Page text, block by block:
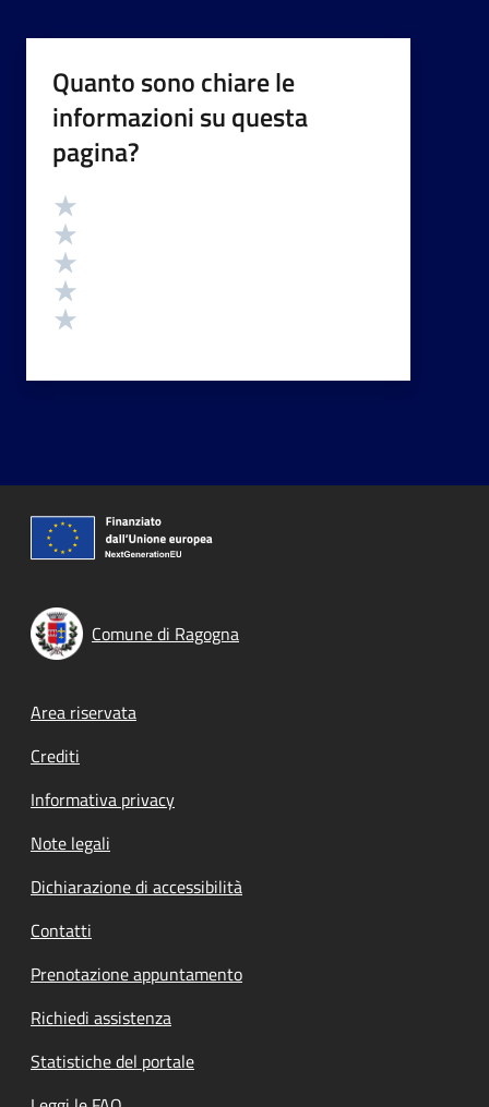
Quanto sono chiare le
informazioni su questa
pagina?
Valutazione
Comune di Ragogna
Footer menu
Area riservata
Crediti
Informativa privacy
Note legali
Dichiarazione di accessibilità
Contatti
Prenotazione appuntamento
Richiedi assistenza
Statistiche del portale